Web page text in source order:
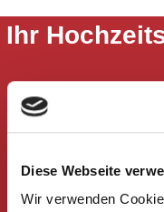
Diese Webseite
Wir verwenden
Ihr
Ihre Hochzeit wird
Ihrem Leben! Doch
ohne eine
bieten Ihnen